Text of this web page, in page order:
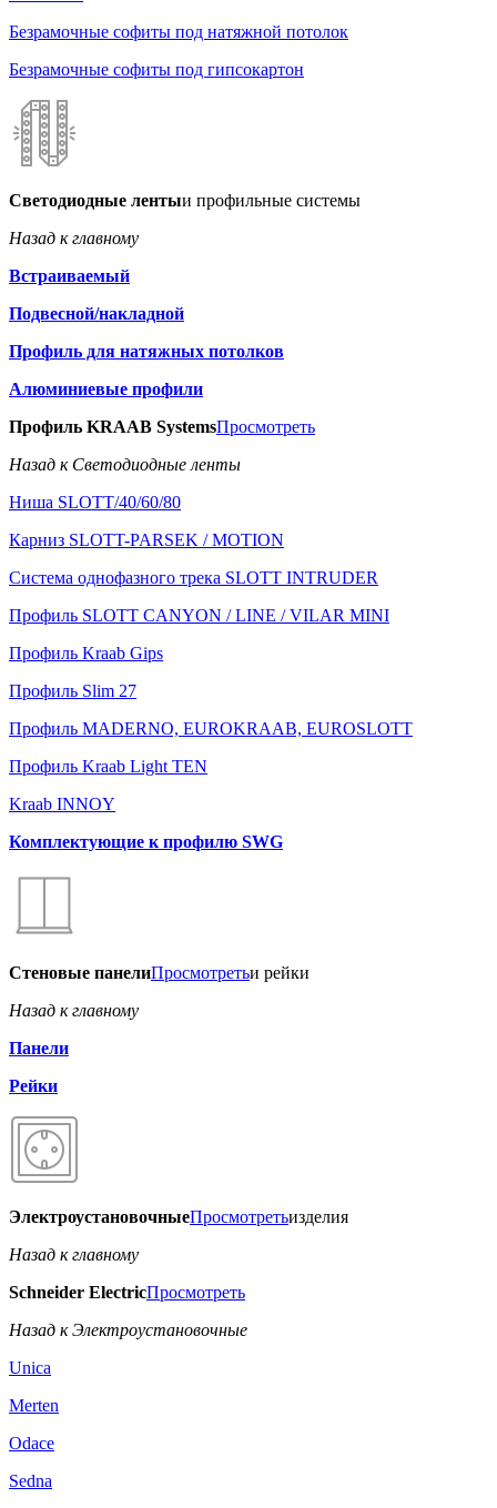
Безрамочные софиты под натяжной потолок
Безрамочные софиты под гипсокартон
Светодиодные лентыи профильные системы
Назад к главному
Встраиваемый
Подвесной/накладной
Профиль для натяжных потолков
Алюминиевые профили
Профиль KRAAB SystemsПросмотреть
Назад к Светодиодные ленты
Ниша SLOTT/40/60/80
Карниз SLOTT-PARSEK / MOTION
Система однофазного трека SLOTT INTRUDER
Профиль SLOTT CANYON / LINE / VILAR MINI
Профиль Kraab Gips
Профиль Slim 27
Профиль MADERNO, EUROKRAAB, EUROSLOTT
Профиль Kraab Light TEN
Kraab INNOY
Комплектующие к профилю SWG
Стеновые панелиПросмотретьи рейки
Назад к главному
Панели
Рейки
ЭлектроустановочныеПросмотретьизделия
Назад к главному
Schneider ElectricПросмотреть
Назад к Электроустановочные
Unica
Merten
Odace
Sedna